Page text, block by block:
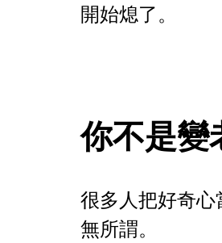
開始熄了。
你不是變
很多人把好奇
無所謂。